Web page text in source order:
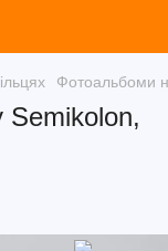
Фотоальбоми